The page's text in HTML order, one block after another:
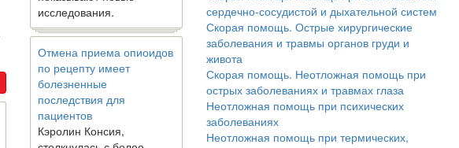
исследования.
Отмена приема опиоидов
по рецепту имеет
болезненные
последствия для
пациентов
Кэролин Консия,
сердечно-сосудистой и дыхательной систем
Скорая помощь. Острые хирургические
заболевания и травмы органов груди и
живота
Скорая помощь. Неотложная помощь при
острых заболеваниях и травмах глаза
Неотложная помощь при психических
заболеваниях
Неотложная помощь при термических,